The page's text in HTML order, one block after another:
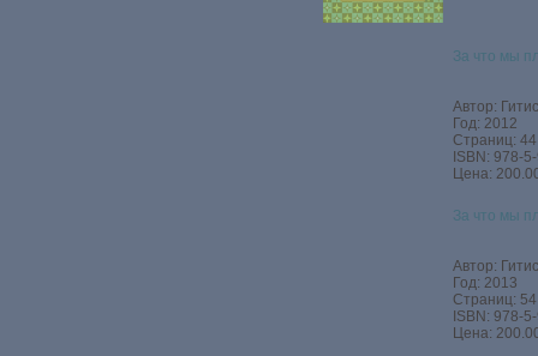
За что мы
Автор:
Год: 2012
Страниц: 44
ISBN: 978-
Цена:
За что мы
Автор:
Год: 2013
Страниц: 54
ISBN: 978-
Цена: